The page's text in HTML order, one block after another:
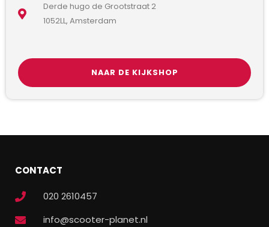
Derde hugo de Grootstraat 2
1052LL, Amsterdam
NAAR DE KIJKSHOP
CONTACT
020 2610457
info@scooter-planet.nl